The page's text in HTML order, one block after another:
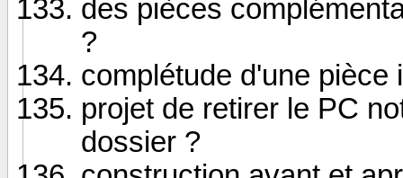
des pièces
?
complétude d'une
projet de retirer le PC
dossier ?